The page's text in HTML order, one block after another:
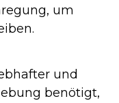
um
und
benötigt,